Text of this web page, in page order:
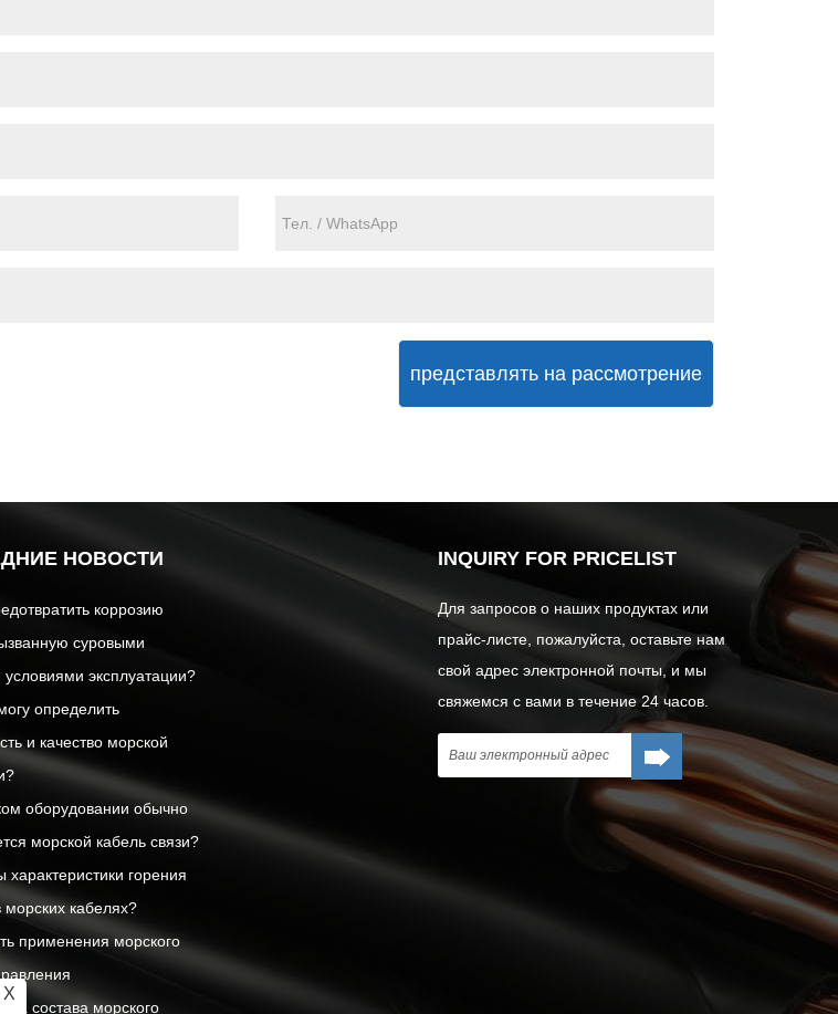
представлять на рассмотрение
INQUIRY FOR PRICELIST
Для запросов о наших продуктах или
прайс-листе, пожалуйста, оставьте нам
свой адрес электронной почты, и мы
свяжемся с вами в течение 24 часов.
НОВОСТИ
коррозию
суровыми
эксплуатации?
определить
и качество морской
оборудовании обычно
морской кабель связи?
характеристики горения
морских кабелях?
применения морского
состава морского
X